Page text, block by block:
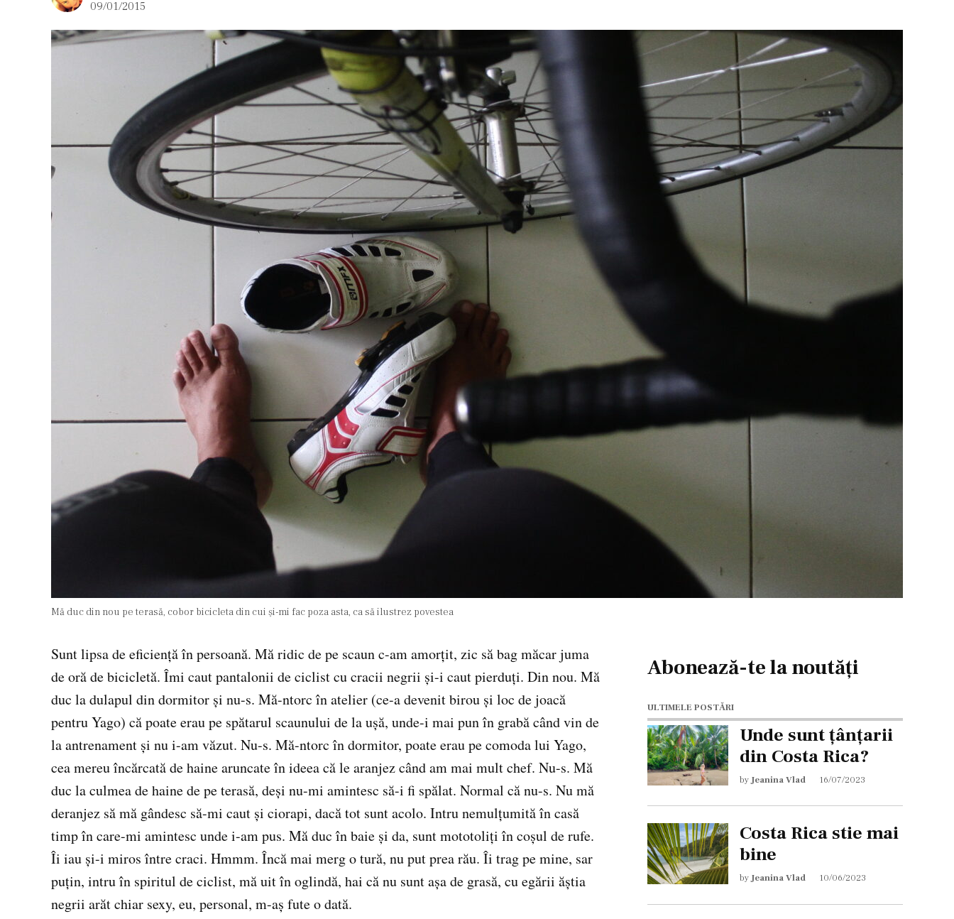
09/01/2015
Mă duc din nou pe terasă, cobor bicicleta din cui și-mi fac poza asta, ca să ilustrez povestea
Sunt lipsa de eficiență în persoană. Mă ridic de pe scaun c-am amorțit, zic să bag măcar juma
de oră de bicicletă. Îmi caut pantalonii de ciclist cu cracii negrii și-i caut pierduți. Din nou. Mă
duc la dulapul din dormitor și nu-s. Mă-ntorc în atelier (ce-a devenit birou și loc de joacă
pentru Yago) că poate erau pe spătarul scaunului de la ușă, unde-i mai pun în grabă când vin de
la antrenament și nu i-am văzut. Nu-s. Mă-ntorc în dormitor, poate erau pe comoda lui Yago,
cea mereu încărcată de haine aruncate în ideea că le aranjez când am mai mult chef. Nu-s. Mă
duc la culmea de haine de pe terasă, deși nu-mi amintesc să-i fi spălat. Normal că nu-s. Nu mă
deranjez să mă gândesc să-mi caut și ciorapi, dacă tot sunt acolo. Intru nemulțumită în casă
timp în care-mi amintesc unde i-am pus. Mă duc în baie și da, sunt mototoliți în coșul de rufe.
Îi iau și-i miros între craci. Hmmm. Încă mai merg o tură, nu put prea rău. Îi trag pe mine, sar
puțin, intru în spiritul de ciclist, mă uit în oglindă, hai că nu sunt așa de grasă, cu egării ăștia
negrii arăt chiar sexy, eu, personal, m-aș fute o dată.
Abonează-te la noutăți
ULTIMELE POSTĂRI
Unde sunt țânțarii
din Costa Rica?
by Jeanina Vlad 16/07/2023
Costa Rica stie mai
bine
by Jeanina Vlad 10/06/2023